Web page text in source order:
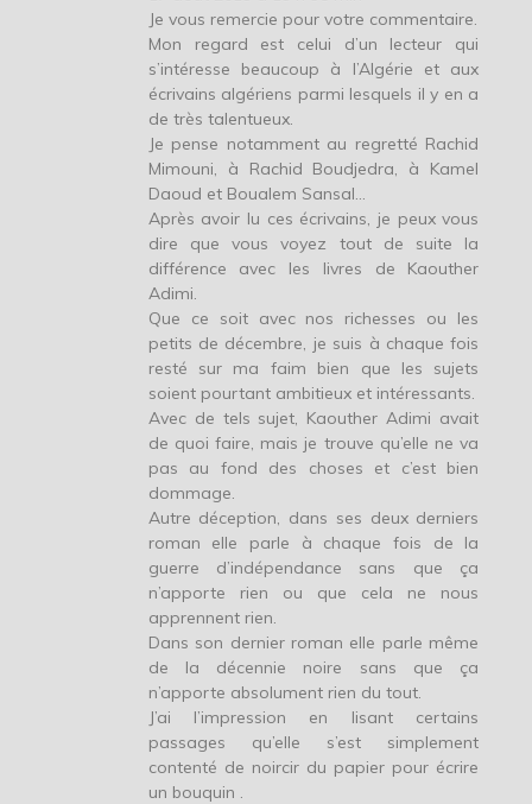
Je vous remercie pour votre commentaire.
Mon regard est celui d’un lecteur qui
s’intéresse beaucoup à l’Algérie et aux
écrivains algériens parmi lesquels il y en a
de très talentueux.
Je pense notamment au regretté Rachid
Mimouni, à Rachid Boudjedra, à Kamel
Daoud et Boualem Sansal…
Après avoir lu ces écrivains, je peux vous
dire que vous voyez tout de suite la
différence avec les livres de Kaouther
Adimi.
Que ce soit avec nos richesses ou les
petits de décembre, je suis à chaque fois
resté sur ma faim bien que les sujets
soient pourtant ambitieux et intéressants.
Avec de tels sujet, Kaouther Adimi avait
de quoi faire, mais je trouve qu’elle ne va
pas au fond des choses et c’est bien
dommage.
Autre déception, dans ses deux derniers
roman elle parle à chaque fois de la
guerre d’indépendance sans que ça
n’apporte rien ou que cela ne nous
apprennent rien.
Dans son dernier roman elle parle même
de la décennie noire sans que ça
n’apporte absolument rien du tout.
J’ai l’impression en lisant certains
passages qu’elle s’est simplement
contenté de noircir du papier pour écrire
un bouquin .